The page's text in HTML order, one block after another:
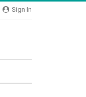
Sign In